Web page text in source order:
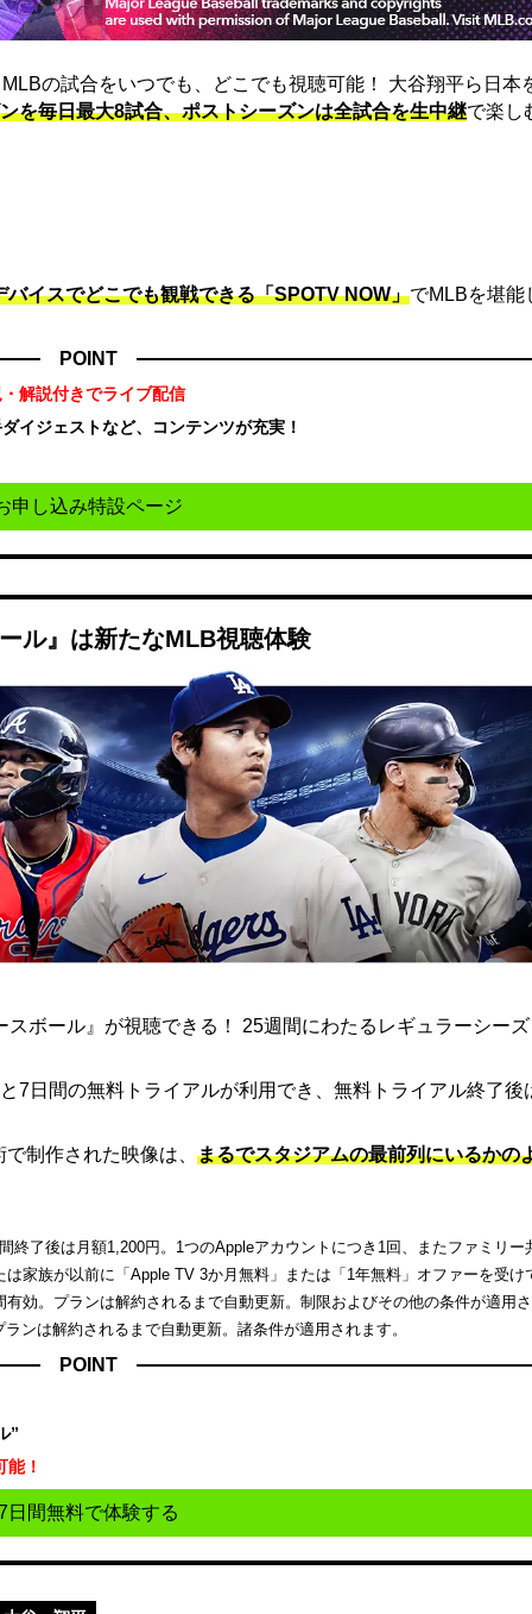
の試合をいつでも、どこでも視聴可能！ 大谷翔平ら日本
を毎日最大8試合、ポストシーズンは全試合を生中継で楽し
バイスでどこでも観戦できる「SPOTV NOW」でMLBを堪能
POINT
解説付きでライブ配信
イジェストなど、コンテンツが充実！
申し込み特設ページ
ル』は新たなMLB視聴体験
ボール』が視聴できる！ 25週間にわたるレギュラーシー
7日間の無料トライアルが利用でき、無料トライアル終了後
制作された映像は、 まるでスタジアムの最前列にいるかの
終了後は月額1,200円。1つのAppleアカウントにつき1回、またファミリー
家族が以前に「Apple TV 3か月無料」または「1年無料」オファーを受け
効。プランは解約されるまで自動更新。制限およびその他の条件が適用
ンは解約されるまで自動更新。諸条件が適用されます。
POINT
”
！
日間無料で体験する